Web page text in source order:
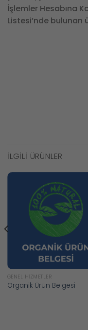
İşlemler Hesabına
Listesi’nde bulunan
İLGILI ÜRÜNLER
GENEL HIZMETLER
Organik Ürün Belgesi